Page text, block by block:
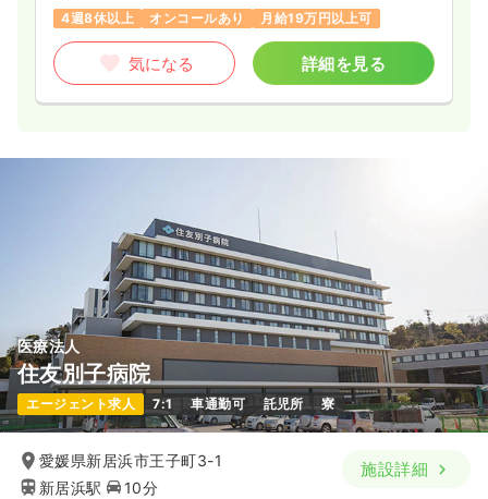
4週8休以上
オンコールあり 月給19万円以上可
気になる 詳細を見る
医療法人
住友別子病院
エージェント求人 7:1 車通勤可 託児所 寮
愛媛県新居浜市王子町3-1
新居浜駅
10分
施設詳細